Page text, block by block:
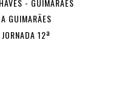
GUIMARÃES
12ª